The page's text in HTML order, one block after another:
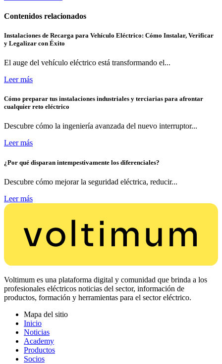
Contenidos relacionados
Instalaciones de Recarga para Vehículo Eléctrico: Cómo Instalar, Verificar
y Legalizar con Éxito
El auge del vehículo eléctrico está transformando el...
Leer más
Cómo preparar tus instalaciones industriales y terciarias para afrontar
cualquier reto eléctrico
Descubre cómo la ingeniería avanzada del nuevo interruptor...
Leer más
¿Por qué disparan intempestivamente los diferenciales?
Descubre cómo mejorar la seguridad eléctrica, reducir...
Leer más
Voltimum es una plataforma digital y comunidad que brinda a los
profesionales eléctricos noticias del sector, información de
productos, formación y herramientas para el sector eléctrico.
Mapa del sitio
Inicio
Noticias
Academy
Productos
Socios